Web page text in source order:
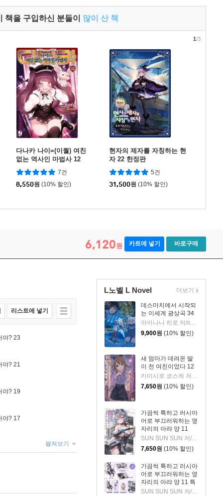
책을 구입하신 분들이 많이 산 책
다나카 나이=(이퀄) 여친
없는 역사인 마법사 12
7건
8,550원 (10% 할인)
현자의 제자를 자칭하는 현
자 22 한정판
5건
31,500원 (10% 할인)
1/3
6,120원 카트에 넣기 바로구매
L노벨 L Novel
데스마치에서 시작되
는 이세계 광상곡 34
아이나나 히로 저/shri,나가하마 메구미 그림/박경용 역
9,900원 (10% 할인)
새 엄마가 데려온 딸
이 전 여친이었다 12
카미시로 쿄스케 저/타카야Ki 그림/이승원 역
7,650원 (10% 할인)
가끔씩 툭하고 러시아
어로 부끄러워하는 옆
자리의 아랴 양 11
SUN SUN SUN 저/모모코 그림/이승원 역
7,650원 (10% 할인)
가끔씩 툭하고 러시아
어로 부끄러워하는 옆
자리의 아랴 양 11 특
별판
SUN SUN SUN 저/모모코 그림/이승원 역
더보기
리스트에 넣기
야? 23
야? 21
야? 19
야? 17
펼쳐보기